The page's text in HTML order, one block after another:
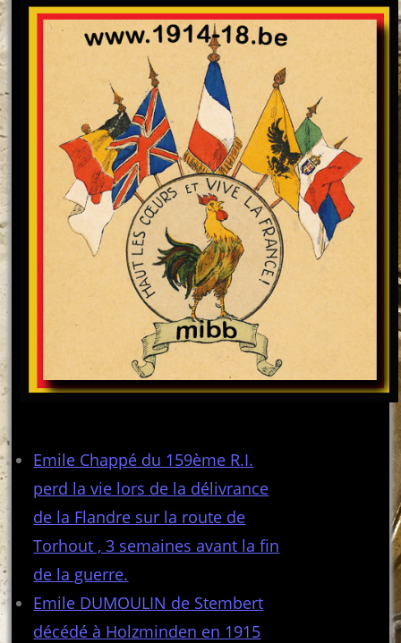
Emile Chappé du 159ème R.I.
perd la vie lors de la délivrance
de la Flandre sur la route de
Torhout , 3 semaines avant la fin
de la guerre.
Emile DUMOULIN de Stembert
décédé à Holzminden en 1915